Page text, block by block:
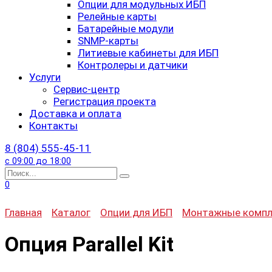
Опции для модульных ИБП
Релейные карты
Батарейные модули
SNMP-карты
Литиевые кабинеты для ИБП
Контролеры и датчики
Услуги
Сервис-центр
Регистрация проекта
Доставка и оплата
Контакты
8 (804) 555-45-11
с 09:00 до 18:00
Search
for:
0
Главная Каталог Опции для ИБП Монтажные
Опция Parallel Kit